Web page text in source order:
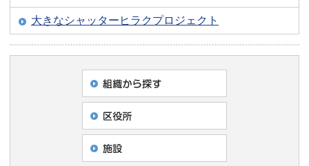
大きなシャッターヒラクプロジェクト